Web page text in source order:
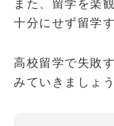
また、留学を楽
十分にせず留学
高校留学で失敗
みていきましょう